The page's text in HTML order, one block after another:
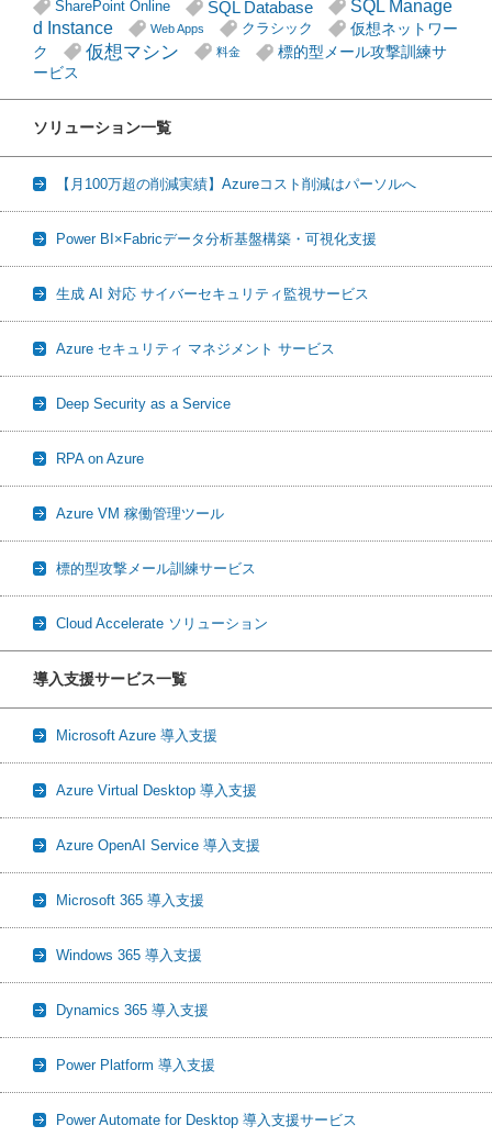
SharePoint Online SQL Database
SQL Manage
d Instance
Web Apps クラシック
仮想ネットワー
ク
仮想マシン 料金
標的型メール攻撃訓練サ
ービス
ソリューション一覧
【月100万超の削減実績】Azureコスト削減はパーソルへ
Power BI×Fabricデータ分析基盤構築・可視化支援
生成 AI 対応 サイバーセキュリティ監視サービス
Azure セキュリティ マネジメント サービス
Deep Security as a Service
RPA on Azure
Azure VM 稼働管理ツール
標的型攻撃メール訓練サービス
Cloud Accelerate ソリューション
導入支援サービス一覧
Microsoft Azure 導入支援
Azure Virtual Desktop 導入支援
Azure OpenAI Service 導入支援
Microsoft 365 導入支援
Windows 365 導入支援
Dynamics 365 導入支援
Power Platform 導入支援
Power Automate for Desktop 導入支援サービス